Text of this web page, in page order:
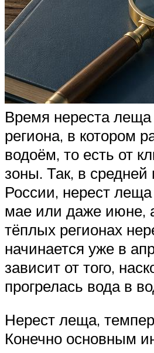
Время нереста леща
региона, в котором
водоём, то есть от
зоны. Так, в средней
России, нерест
мае или даже июне,
тёплых регионах
начинается уже в
зависит от того,
прогрелась вода в
Нерест леща,
Конечно основным